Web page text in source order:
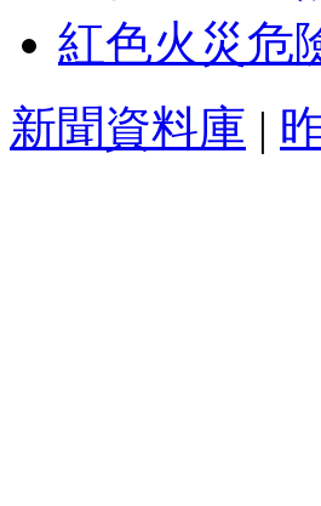
紅色火災危
新聞資料庫 |